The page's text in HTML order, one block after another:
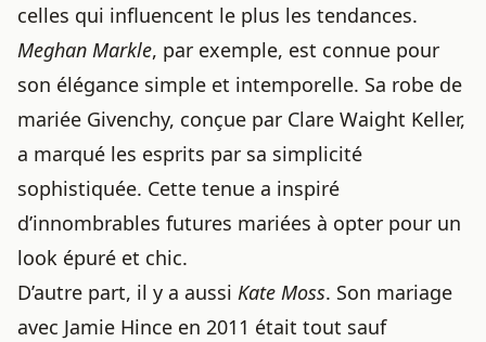
celles qui influencent le plus les tendances.
Meghan Markle, par exemple, est connue pour
son élégance simple et intemporelle. Sa robe de
mariée Givenchy, conçue par Clare Waight Keller,
a marqué les esprits par sa simplicité
sophistiquée. Cette tenue a inspiré
d’innombrables futures mariées à opter pour un
look épuré et chic.
D’autre part, il y a aussi Kate Moss. Son mariage
avec Jamie Hince en 2011 était tout sauf